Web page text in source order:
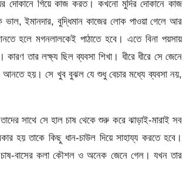
দোকানে গিয়ে কাজ করত। কখনো মুদির দোকানে কাজ
ভাল, ইমানদার, বুদ্ধিমান কাজের লোক পাওয়া গেলে আর
হলে মগনলালকেই পাঠাতে হবে। এতে বিনা পয়সায়
তার লক্ষ্য ছিল ব্যবসা শিখা। ধীরে ধীরে সে জেনে
আনতে হয়। সে খুব বুঝল যে শুধু বেচার মধ্যে ব্যবসা নয়,
সাথে সে হাল চাষ থেকে শুরু করে ঝাড়াই-মারাই সব
হয় তাকে কিছু ধান-চাউল দিয়ে সাহায্য করতে হবে।
বাসের কলা কৌশল ও অনেক জেনে গেল। যখন তার